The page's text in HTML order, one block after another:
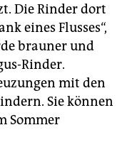
Die Rinder dort
eines Flusses“,
brauner und
Rinder.
mit den
Sie können
Sommer